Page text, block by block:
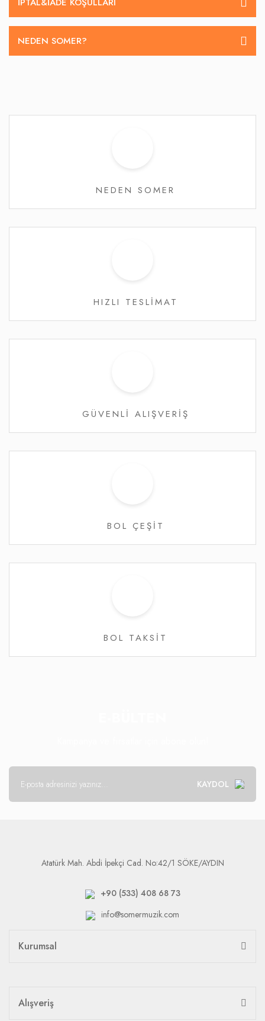
NEDEN SOMER?
NEDEN SOMER
HIZLI TESLİMAT
GÜVENLİ ALIŞVERİŞ
BOL ÇEŞİT
BOL TAKSİT
KAYDOL
Atatürk Mah. Abdi İpekçi Cad. No:42/1 SÖKE/AYDIN
+90 (533) 408 68 73
info@somermuzik.com
Kurumsal
Alışveriş